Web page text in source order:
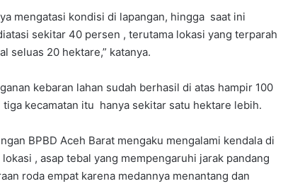
mengatasi kondisi di lapangan, hingga saat ini
sekitar 40 persen , terutama lokasi yang terparah
seluas 20 hektare,” katanya.
kebaran lahan sudah berhasil di atas hampir 100
kecamatan itu hanya sekitar satu hektare lebih.
BPBD Aceh Barat mengaku mengalami kendala di
, asap tebal yang mempengaruhi jarak pandang
roda empat karena medannya menantang dan